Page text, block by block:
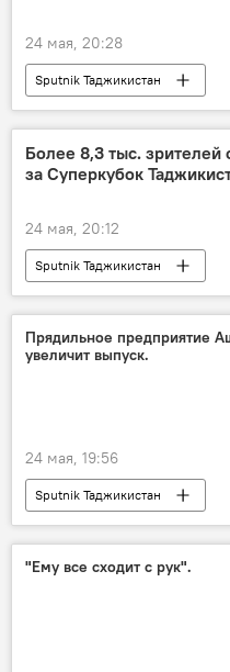
24 мая, 20:28
Sputnik Таджикистан
Ситуация на Ближнем Востоке
Более 8,3 тыс. зрителей
за Суперкубок
24 мая, 20:12
Sputnik Таджикистан
Прядильное предприятие
увеличит выпуск.
24 мая, 19:56
Sputnik Таджикистан
"Ему все сходит с рук".